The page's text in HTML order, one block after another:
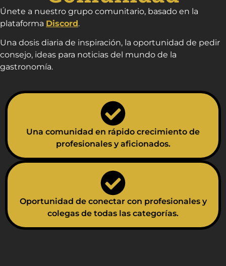
Únete a nuestro grupo comunitario, basado en la
plataforma Discord.
Una dosis diaria de inspiración, la oportunidad de pedir
consejo, ideas para noticias del mundo de la
gastronomía.
Una comunidad en rápido crecimiento de
profesionales y aficionados.
Oportunidad de conectar con profesionales y
colegas de todas las categorías.